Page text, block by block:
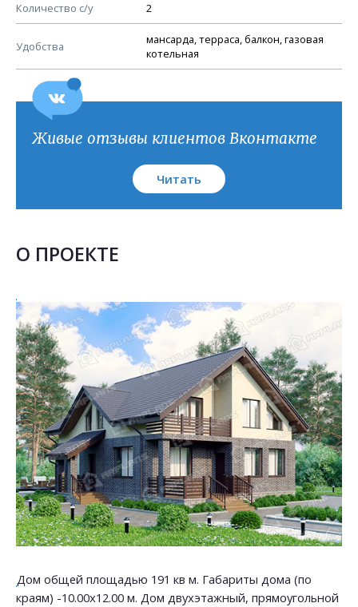
Количество с/у 2
Удобства
мансарда, терраса, балкон, газовая
котельная
План кровли
Живые отзывы клиентов Вконтакте
Читать
О ПРОЕКТЕ
Дом общей площадью 191 кв м. Габариты дома (по
краям) -10.00х12.00 м. Дом двухэтажный, прямоугольной